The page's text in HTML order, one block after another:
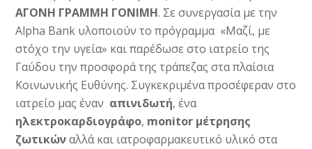
ΑΓΟΝΗ ΓΡΑΜΜΗ ΓΟΝΙΜΗ. Σε συνεργασία με την
Alpha Bank υλοποιούν το πρόγραμμα «Μαζί, με
στόχο την υγεία» και παρέδωσε στο ιατρείο της
Γαύδου την προσφορά της τράπεζας στα πλαίσια
Κοινωνικής Ευθύνης. Συγκεκριμένα προσέφεραν στο
ιατρείο μας έναν απινιδωτή, ένα
ηλεκτροκαρδιογράφο, monitor μέτρησης
ζωτικώναλλά και ιατροφαρμακευτικό υλικό στα